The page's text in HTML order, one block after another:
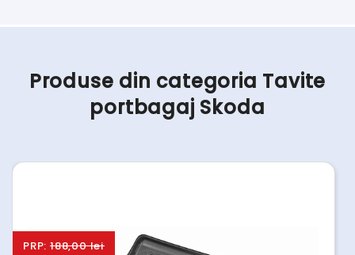
Produse din categoria Tavite
portbagaj Skoda
PRP: 188,00 lei